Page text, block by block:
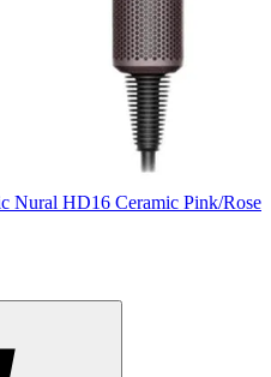
Nural HD16 Ceramic Pink/Rose